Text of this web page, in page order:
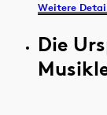
Weitere
Die